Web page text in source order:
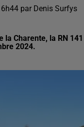
par Denis Surfys
la Charente, la RN
2024.